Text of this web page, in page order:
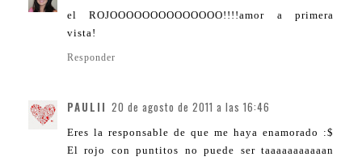
el ROJOOOOOOOOOOOOOO!!!!amor a primera
vista!
Responder
PAULII 20 de agosto de 2011 a las 16:46
Eres la responsable de que me haya enamorado :$
El rojo con puntitos no puede ser taaaaaaaaaaan